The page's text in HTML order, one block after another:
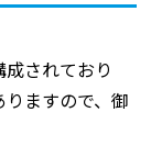
されており
ますので、御